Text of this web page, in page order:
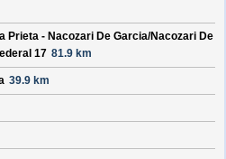
Prieta - Nacozari De Garcia/Nacozari De
17 81.9 km
39.9 km